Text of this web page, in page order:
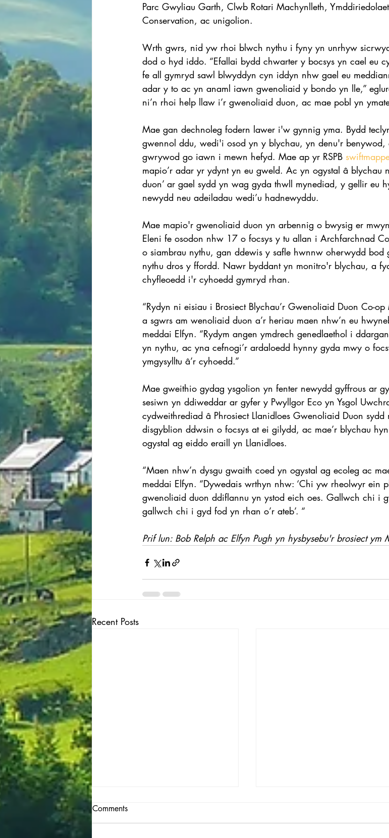
Parc Gwyliau Garth, Clwb Rotari Machynlleth,
Conservation, ac unigolion.
Wrth gwrs, nid yw rhoi blwch nythu i fyny yn unrhyw
dod o hyd iddo. “Efallai bydd chwarter y bocsys yn cael eu
fe all gymryd sawl blwyddyn cyn iddyn nhw gael eu
adar y to ac yn anaml iawn gwenoliaid y bondo yn lle,”
ni’n rhoi help llaw i’r gwenoliaid duon, ac mae pobl yn
Mae gan dechnoleg fodern lawer i'w gynnig yma. Bydd
gwennol ddu, wedi'i osod yn y blychau, yn denu'r
gwrywod go iawn i mewn hefyd. Mae ap yr RSPB
mapio’r adar yr ydynt yn eu gweld. Ac yn ogystal â blychau
duon’ ar gael sydd yn wag gyda thwll mynediad, y gellir eu
newydd neu adeiladau wedi’u hadnewyddu.
Mae mapio'r gwenoliaid duon yn arbennig o bwysig er
Eleni fe osodon nhw 17 o focsys y tu allan i Archfarchnad
o siambrau nythu, gan ddewis y safle hwnnw oherwydd bod
nythu dros y ffordd. Nawr byddant yn monitro'r blychau, a
chyfleoedd i'r cyhoedd gymryd rhan.
“Rydyn ni eisiau i Brosiect Blychau’r Gwenoliaid Duon Co-
a sgwrs am wenoliaid duon a’r heriau maen nhw’n eu
meddai Elfyn. “Rydym angen ymdrech genedlaethol i
yn nythu, ac yna cefnogi’r ardaloedd hynny gyda mwy o
ymgysylltu â’r cyhoedd.”
Mae gweithio gydag ysgolion yn fenter newydd gyffrous ar
sesiwn yn ddiweddar ar gyfer y Pwyllgor Eco yn Ysgol
cydweithrediad â Phrosiect Llanidloes Gwenoliaid Duon
disgyblion ddwsin o focsys at ei gilydd, ac mae’r blychau
ogystal ag eiddo eraill yn Llanidloes.
“Maen nhw’n dysgu gwaith coed yn ogystal ag ecoleg ac
meddai Elfyn. “Dywedais wrthyn nhw: ‘Chi yw rheolwyr ein
gwenoliaid duon ddiflannu yn ystod eich oes. Gallwch chi i
gallwch chi i gyd fod yn rhan o’r ateb’. “
Prif lun: Bob Relph ac Elfyn Pugh yn hysbysebu'r brosiect ym
Recent Posts
Comments